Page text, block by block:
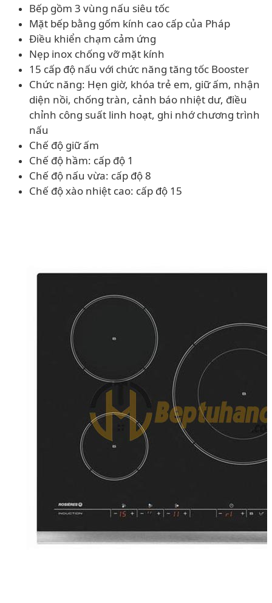
Bếp gồm 3 vùng nấu siêu tốc
Mặt bếp bằng gốm kính cao cấp của Pháp
Điều khiển chạm cảm ứng
Nẹp inox chống vỡ mặt kính
15 cấp độ nấu với chức năng tăng tốc Booster
Chức năng: Hẹn giờ, khóa trẻ em, giữ ấm, nhận
diện nồi, chống tràn, cảnh báo nhiệt dư, điều
chỉnh công suất linh hoạt, ghi nhớ chương trình
nấu
Chế độ giữ ấm
Chế độ hầm: cấp độ 1
Chế độ nấu vừa: cấp độ 8
Chế độ xào nhiệt cao: cấp độ 15